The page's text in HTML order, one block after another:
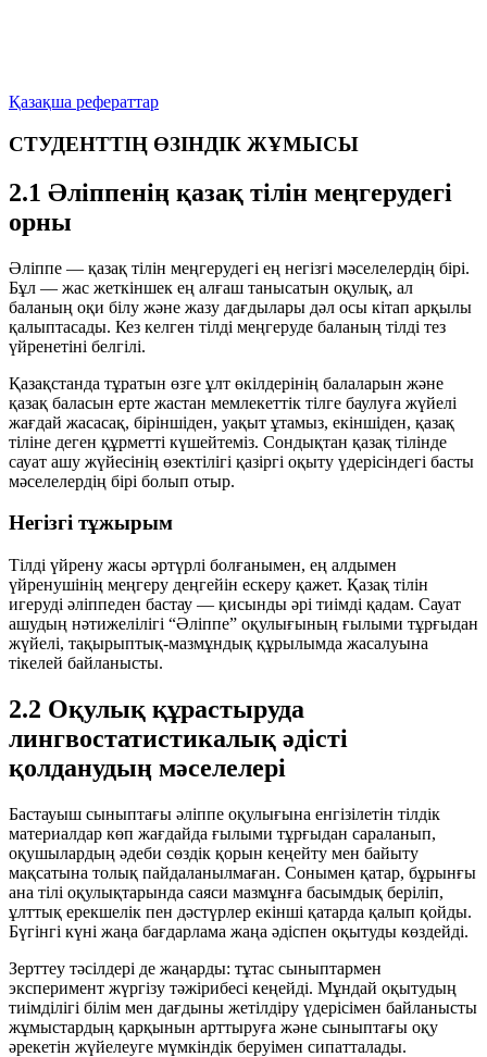
Қазақша рефераттар
СТУДЕНТТІҢ ӨЗІНДІК ЖҰМЫСЫ
2.1 Әліппенің қазақ тілін меңгерудегі
орны
Әліппе — қазақ тілін меңгерудегі ең негізгі мәселелердің бірі.
Бұл — жас жеткіншек ең алғаш танысатын оқулық, ал
баланың оқи білу және жазу дағдылары дәл осы кітап арқылы
қалыптасады. Кез келген тілді меңгеруде баланың тілді тез
үйренетіні белгілі.
Қазақстанда тұратын өзге ұлт өкілдерінің балаларын және
қазақ баласын ерте жастан мемлекеттік тілге баулуға жүйелі
жағдай жасасақ, біріншіден, уақыт ұтамыз, екіншіден, қазақ
тіліне деген құрметті күшейтеміз. Сондықтан қазақ тілінде
сауат ашу жүйесінің өзектілігі қазіргі оқыту үдерісіндегі басты
мәселелердің бірі болып отыр.
Негізгі тұжырым
Тілді үйрену жасы әртүрлі болғанымен, ең алдымен
үйренушінің меңгеру деңгейін ескеру қажет. Қазақ тілін
игеруді әліппеден бастау — қисынды әрі тиімді қадам. Сауат
ашудың нәтижелілігі “Әліппе” оқулығының ғылыми тұрғыдан
жүйелі, тақырыптық-мазмұндық құрылымда жасалуына
тікелей байланысты.
2.2 Оқулық құрастыруда
лингвостатистикалық әдісті
қолданудың мәселелері
Бастауыш сыныптағы әліппе оқулығына енгізілетін тілдік
материалдар көп жағдайда ғылыми тұрғыдан сараланып,
оқушылардың әдеби сөздік қорын кеңейту мен байыту
мақсатына толық пайдаланылмаған. Сонымен қатар, бұрынғы
ана тілі оқулықтарында саяси мазмұнға басымдық беріліп,
ұлттық ерекшелік пен дәстүрлер екінші қатарда қалып қойды.
Бүгінгі күні жаңа бағдарлама жаңа әдіспен оқытуды көздейді.
Зерттеу тәсілдері де жаңарды: тұтас сыныптармен
эксперимент жүргізу тәжірибесі кеңейді. Мұндай оқытудың
тиімділігі білім мен дағдыны жетілдіру үдерісімен байланысты
жұмыстардың қарқынын арттыруға және сыныптағы оқу
әрекетін жүйелеуге мүмкіндік беруімен сипатталады.